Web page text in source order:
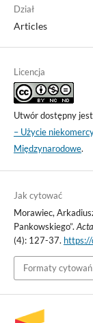
Dział
Articles
Licencja
Utwór dostępny
– Użycie
Międzynarodowe.
Jak cytować
Morawiec,
Pankowskiego”.
(4): 127-37.
Formaty cytowań